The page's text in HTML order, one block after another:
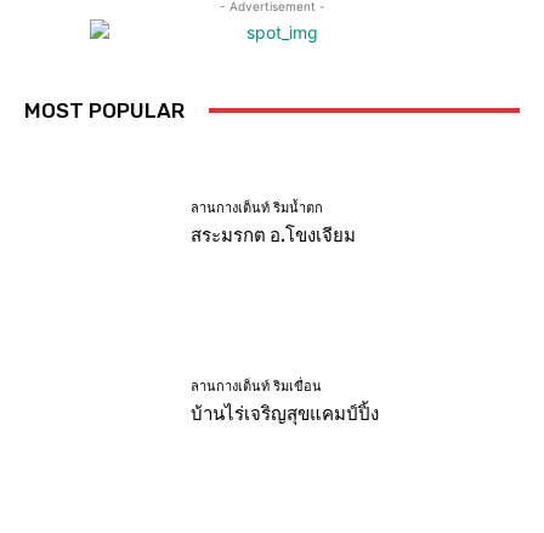
- Advertisement -
MOST POPULAR
ลานกางเต็นท์ ริมน้ำตก
สระมรกต อ.โขงเจียม
ลานกางเต็นท์ ริมเขื่อน
บ้านไร่เจริญสุขแคมป์ปิ้ง